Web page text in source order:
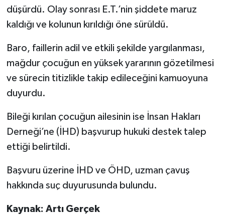
düşürdü. Olay sonrası E.T.’nin şiddete maruz
kaldığı ve kolunun kırıldığı öne sürüldü.
Baro, faillerin adil ve etkili şekilde yargılanması,
mağdur çocuğun en yüksek yararının gözetilmesi
ve sürecin titizlikle takip edileceğini kamuoyuna
duyurdu.
Bileği kırılan çocuğun ailesinin ise İnsan Hakları
Derneği’ne (İHD) başvurup hukuki destek talep
ettiği belirtildi.
Başvuru üzerine İHD ve ÖHD, uzman çavuş
hakkında suç duyurusunda bulundu.
Kaynak: Artı Gerçek